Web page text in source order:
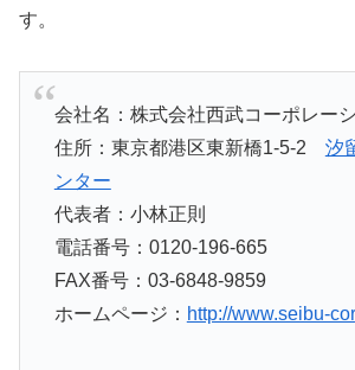
す。
会社名：株式会社西武コーポレー
住所：東京都港区東新橋1-5-2 汐
ンター
代表者：小林正則
電話番号：0120-196-665
FAX番号：03-6848-9859
ホームページ： http://www.seibu-